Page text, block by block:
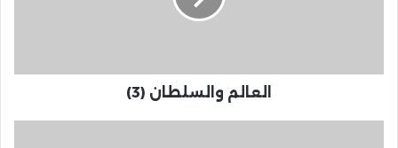
العالم والسلطان (3)